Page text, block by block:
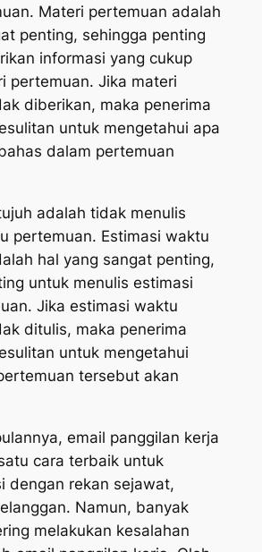
Materi pertemuan adalah
penting, sehingga penting
informasi yang cukup
pertemuan. Jika materi
diberikan, maka penerima
untuk mengetahui apa
dalam pertemuan
adalah tidak menulis
pertemuan. Estimasi waktu
hal yang sangat penting,
untuk menulis estimasi
Jika estimasi waktu
ditulis, maka penerima
untuk mengetahui
tersebut akan
email panggilan kerja
cara terbaik untuk
dengan rekan sejawat,
Namun, banyak
melakukan kesalahan